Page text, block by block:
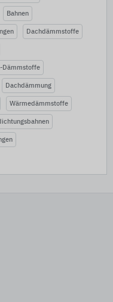
Bahnen
Dachdämmstoffe
Dämmstoffe
Dachdämmung
Wärmedämmstoffe